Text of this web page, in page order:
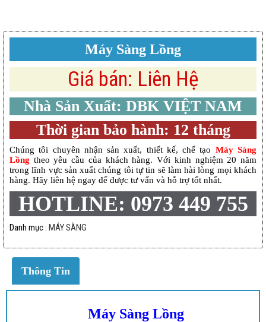
Máy Sàng Lồng
Giá bán: Liên Hệ
Nhà Sản Xuất: DBK VIỆT NAM
Thời gian bảo hành: 12 tháng
Chúng tôi chuyên nhận sản xuất, thiết kế, chế tạo Máy Sàng
Lồng theo yêu cầu của khách hàng. Với kinh nghiệm 20 năm
trong lĩnh vực sản xuất chúng tôi tự tin sẽ làm hài lòng mọi khách
hàng. Hãy liên hệ ngay để được tư vấn và hỗ trợ tốt nhất.
HOTLINE: 0973 449 755
Danh mục : MÁY SÀNG
Thông Tin
Máy Sàng Lồng